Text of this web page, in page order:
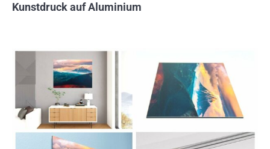
Kunstdruck auf Aluminium